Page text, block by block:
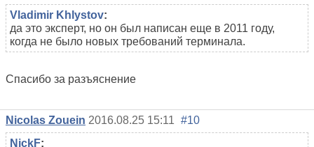
Vladimir Khlystov:
да это эксперт, но он был написан еще в 2011 году,
когда не было новых требований терминала.
Спасибо за разъяснение
Nicolas Zouein 2016.08.25 15:11 #10
NickF: